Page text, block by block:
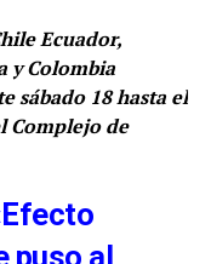
Ecuador,
y Colombia
sábado 18 hasta el
Complejo de
puso al